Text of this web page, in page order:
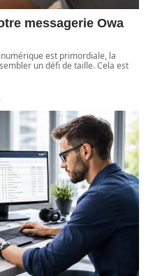
messagerie Owa
est primordiale, la
un défi de taille. Cela est